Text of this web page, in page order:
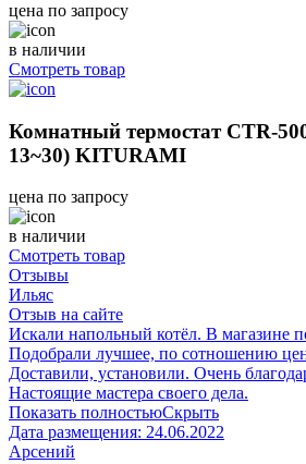
цена по запросу
в наличии
Смотреть товар
Комнатный термостат CTR-
13~30) KITURAMI
цена по запросу
в наличии
Смотреть товар
Отзывы
Ильяс
Отзыв на сайте
Искали напольный котёл. В магазине
Подобрали лучшее, по сотношению
Доставили, установили. Очень
Настоящие мастера своего дела.
Показать полностьюСкрыть
Дата размещения: 24.06.2022
Арсений